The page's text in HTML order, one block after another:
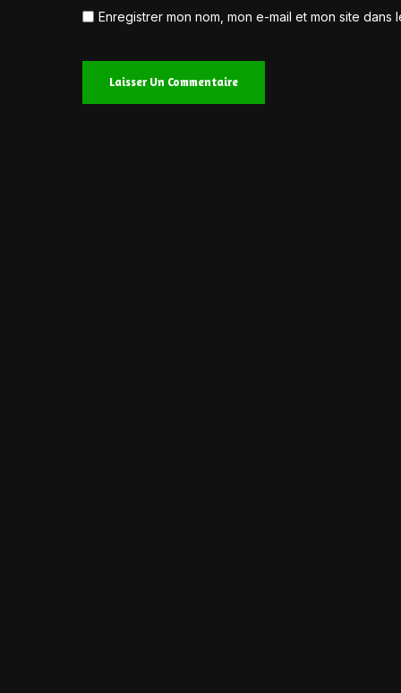
Enregistrer mon nom, mon e-mail et mon site